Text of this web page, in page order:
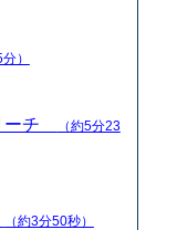
）
ーチ
（約5分23
（約3分50秒）